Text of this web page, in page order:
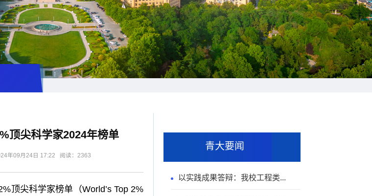
青大要闻
以实践成果答辩：我校工程类...
顶尖科学家2024年榜单
年09月24日 17:22 阅读： 2363
顶尖科学家榜单（World’s Top 2%